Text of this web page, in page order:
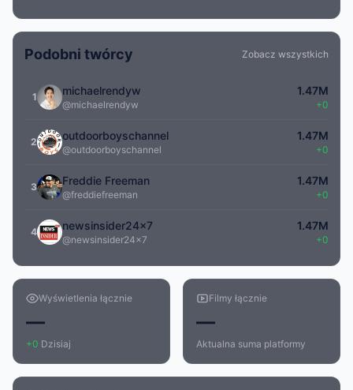
Podobni twórcy Zobacz wszystkich
1 michaelrendyw
@michaelrendyw
1.47M
+0
2 outdoorboyschannel
@outdoorboyschannel
1.47M
+0
3 Freddie Freeman
@freddiefreeman
1.47M
+0
4 newsinsider24x7
@newsinsider24x7
1.47M
+0
Wyświetlenia łącznie
—
+0 Dzisiaj
Filmy łącznie
—
Aktualna suma platformy